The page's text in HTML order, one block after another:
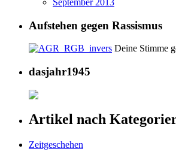
September 2013
Aufstehen gegen Rassismus
Deine Stimme
dasjahr1945
Artikel nach
Zeitgeschehen